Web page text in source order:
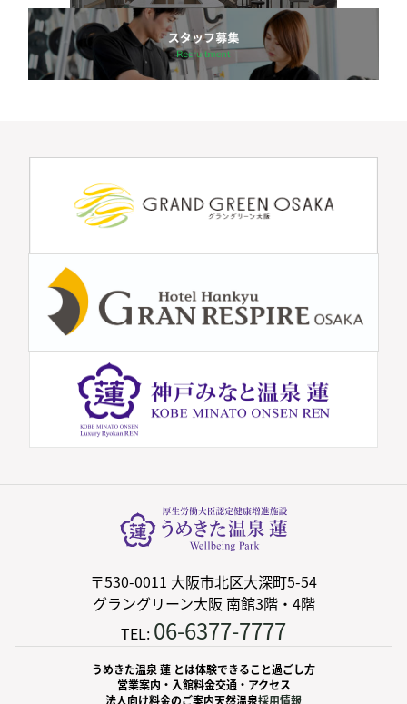
〒530-0011 大阪市北区大深町5-54
グラングリーン大阪 南館3階・4階
TEL: 06-6377-7777
うめきた温泉 蓮 とは体験できること過ごし方
営業案内・入館料金交通・アクセス
法人向け料金のご案内天然温泉採用情報